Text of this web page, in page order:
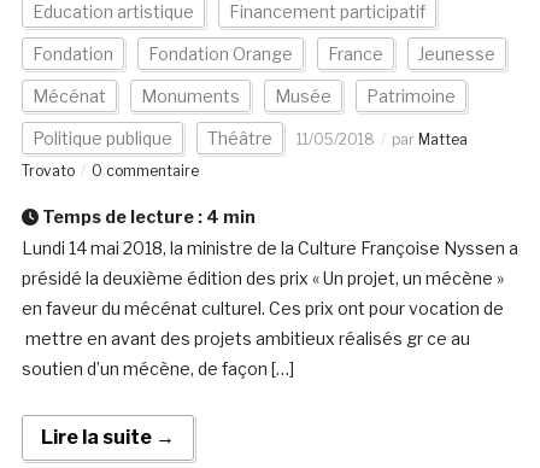
Education artistique Financement participatif
Fondation Fondation Orange France Jeunesse
Mécénat Monuments Musée Patrimoine
Politique publique Théâtre 11/05/2018 par Mattea
Trovato
0 commentaire
Temps de lecture : 4 min
Lundi 14 mai 2018, la ministre de la Culture Françoise Nyssen a
présidé la deuxième édition des prix « Un projet, un mécène »
en faveur du mécénat culturel. Ces prix ont pour vocation de
mettre en avant des projets ambitieux réalisés gr ce au
soutien d’un mécène, de façon […]
Lire la suite →